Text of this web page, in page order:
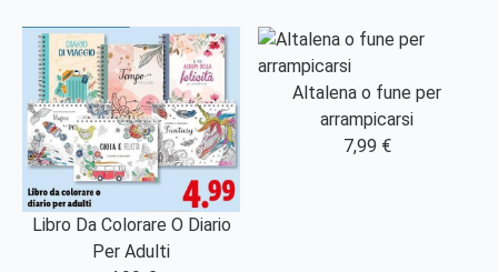
Libro Da Colorare O Diario
Per Adulti
Altalena o fune per
arrampicarsi
7,99 €